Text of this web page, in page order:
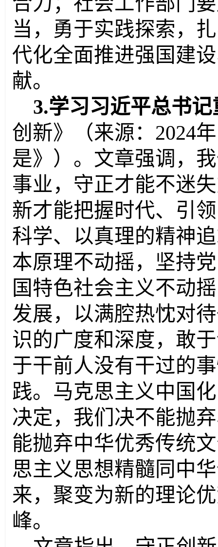
当，勇于实践探索，
代化全面推进强国建
献。
3.学习习近平总书
创新》（来源： 2024
是》） 。文章强调，
事业，守正才能不迷
新才能把握时代、引
科学、以真理的精神
本原理不动摇，坚持
国特色社会主义不动
发展，以满腔热忱对
识的广度和深度，敢
于干前人没有干过的
践。马克思主义中国
决定，我们决不能抛
能抛弃中华优秀传统
思主义思想精髓同中
来，聚变为新的理论
峰。